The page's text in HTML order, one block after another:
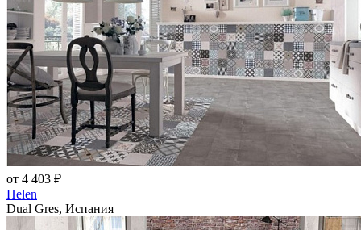
от 4 403 ₽
Helen
Dual Gres, Испания